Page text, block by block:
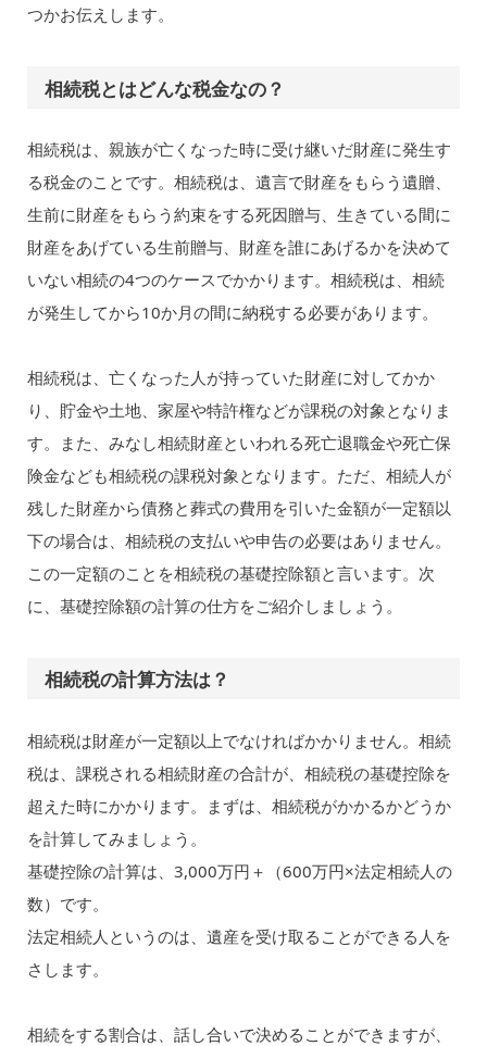
つかお伝えします。
相続税とはどんな税金なの？
相続税は、親族が亡くなった時に受け継いだ財産に発生す
る税金のことです。相続税は、遺言で財産をもらう遺贈、
生前に財産をもらう約束をする死因贈与、生きている間に
財産をあげている生前贈与、財産を誰にあげるかを決めて
いない相続の4つのケースでかかります。相続税は、相続
が発生してから10か月の間に納税する必要があります。
相続税は、亡くなった人が持っていた財産に対してかか
り、貯金や土地、家屋や特許権などが課税の対象となりま
す。また、みなし相続財産といわれる死亡退職金や死亡保
険金なども相続税の課税対象となります。ただ、相続人が
残した財産から債務と葬式の費用を引いた金額が一定額以
下の場合は、相続税の支払いや申告の必要はありません。
この一定額のことを相続税の基礎控除額と言います。次
に、基礎控除額の計算の仕方をご紹介しましょう。
相続税の計算方法は？
相続税は財産が一定額以上でなければかかりません。相続
税は、課税される相続財産の合計が、相続税の基礎控除を
超えた時にかかります。まずは、相続税がかかるかどうか
を計算してみましょう。
基礎控除の計算は、3,000万円＋（600万円×法定相続人の
数）です。
法定相続人というのは、遺産を受け取ることができる人を
さします。
相続をする割合は、話し合いで決めることができますが、